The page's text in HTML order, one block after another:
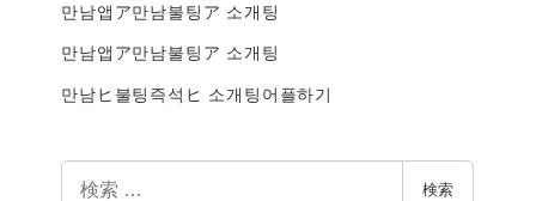
만남앱ア만남불팅ア 소개팅
만남앱ア만남불팅ア 소개팅
만남ヒ불팅즉석ヒ 소개팅어플하기
検索